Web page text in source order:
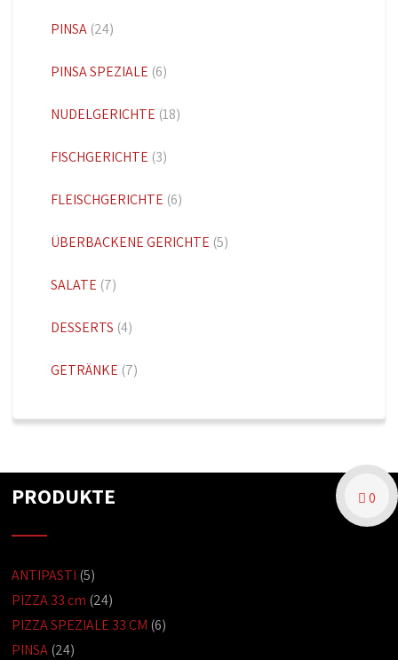
PINSA (24)
PINSA SPEZIALE (6)
NUDELGERICHTE (18)
FISCHGERICHTE (3)
FLEISCHGERICHTE (6)
ÜBERBACKENE GERICHTE (5)
SALATE (7)
DESSERTS (4)
GETRÄNKE (7)
PRODUKTE
ANTIPASTI (5)
PIZZA 33 cm (24)
PIZZA SPEZIALE 33 CM (6)
PINSA(24)
0